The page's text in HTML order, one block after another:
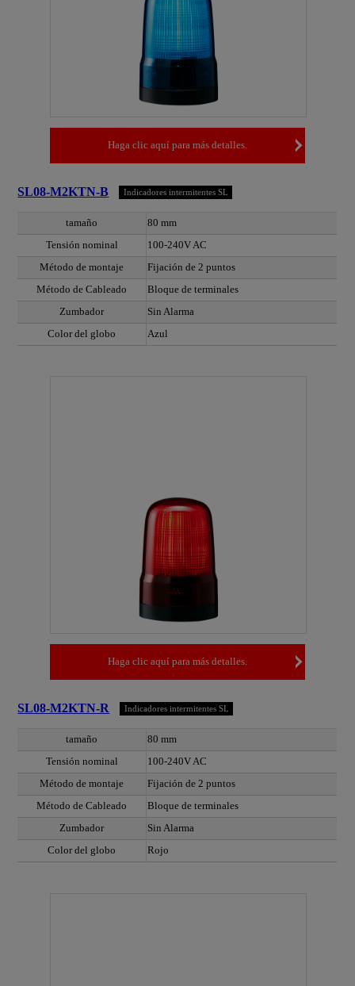
Haga clic aquí para más detalles.
SL08-M2KTN-B Indicadores intermitentes SL
tamaño
80 mm
Tensión nominal
100-240V AC
Método de montaje
Fijación de 2 puntos
Método de Cableado
Bloque de terminales
Zumbador
Sin Alarma
Color del globo
Azul
Haga clic aquí para más detalles.
SL08-M2KTN-R Indicadores intermitentes SL
tamaño
80 mm
Tensión nominal
100-240V AC
Método de montaje
Fijación de 2 puntos
Método de Cableado
Bloque de terminales
Zumbador
Sin Alarma
Color del globo
Rojo